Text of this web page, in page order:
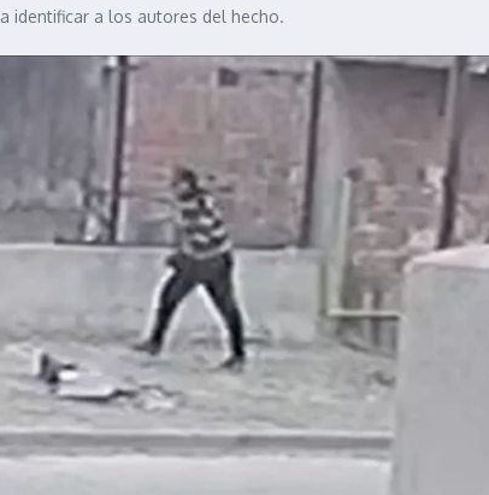
identificar a los autores del hecho.